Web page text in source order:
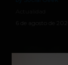
6 de agosto de 2026